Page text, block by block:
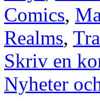
Comics,
Realms,
Skriv en
Nyheter